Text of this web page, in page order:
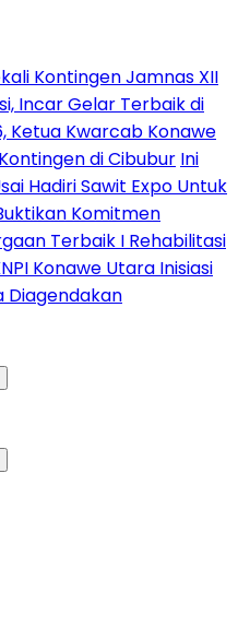
Kontingen Jamnas XII
Incar Gelar Terbaik di
Ketua Kwarcab Konawe
di Cibubur Ini
Hadiri Sawit Expo Untuk
Komitmen
Terbaik I Rehabilitasi
Konawe Utara Inisiasi
Diagendakan